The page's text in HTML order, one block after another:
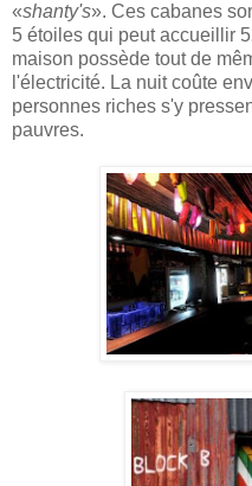
«shanty's». Ces cabanes
5 étoiles qui peut accueillir
maison possède tout de
l'électricité. La nuit coûte
personnes riches s'y
pauvres.